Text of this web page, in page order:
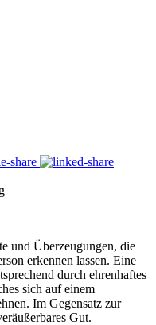
und Überzeugungen, die
erkennen lassen. Eine
durch ehrenhaftes
sich auf einem
Im Gegensatz zur
Gut.